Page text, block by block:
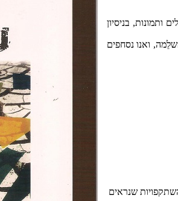
ותמונות, בניסיון
ואנו נסחפים
שנראים